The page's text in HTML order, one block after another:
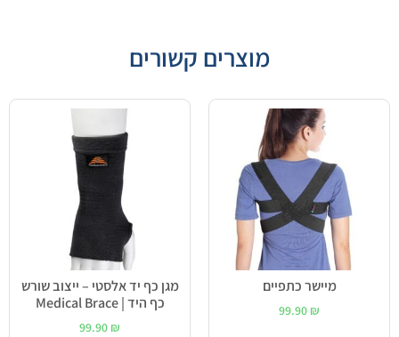
מוצרים קשורים
מיישר כתפיים
99.90 ₪
מגן כף יד אלסטי – ייצוב שורש
כף היד | Medical Brace
99.90 ₪